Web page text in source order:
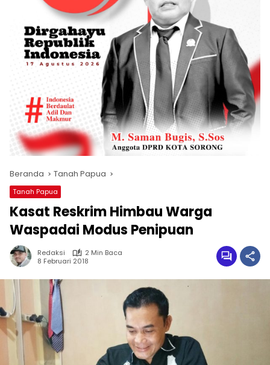
Beranda Tanah Papua
Tanah Papua
Kasat Reskrim Himbau Warga
Waspadai Modus Penipuan
Redaksi
2 Min Baca
8 Februari 2018